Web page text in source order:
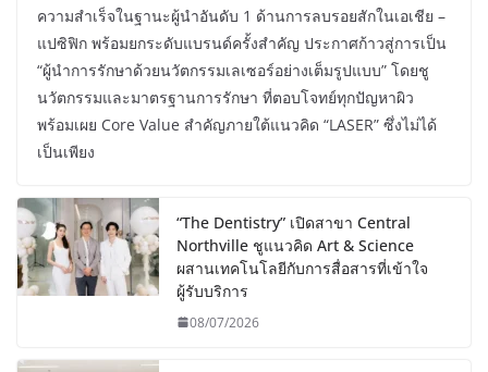
ความสำเร็จในฐานะผู้นำอันดับ 1 ด้านการลบรอยสักในเอเชีย –
แปซิฟิก พร้อมยกระดับแบรนด์ครั้งสำคัญ ประกาศก้าวสู่การเป็น
“ผู้นำการรักษาด้วยนวัตกรรมเลเซอร์อย่างเต็มรูปแบบ” โดยชู
นวัตกรรมและมาตรฐานการรักษา ที่ตอบโจทย์ทุกปัญหาผิว
พร้อมเผย Core Value สำคัญภายใต้แนวคิด “LASER” ซึ่งไม่ได้
เป็นเพียง
“The Dentistry” เปิดสาขา Central
Northville ชูแนวคิด Art & Science
ผสานเทคโนโลยีกับการสื่อสารที่เข้าใจ
ผู้รับบริการ
08/07/2026